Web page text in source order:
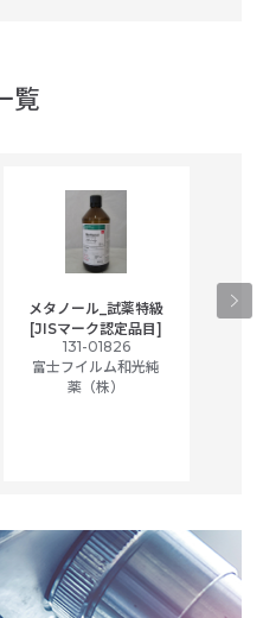
覧
メタノール_試薬特級
[JISマーク認定品目]
131-01826
富士フイルム和光純
薬（株）
ア